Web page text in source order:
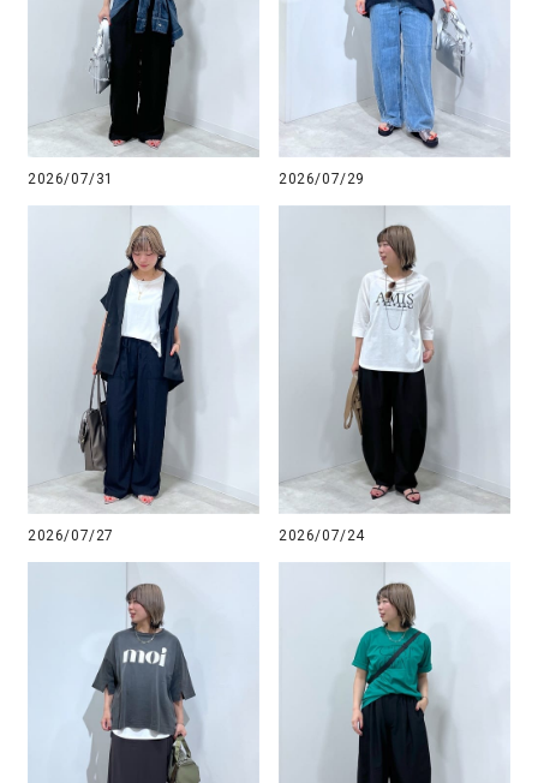
2026/07/31 2026/07/29
2026/07/27 2026/07/24